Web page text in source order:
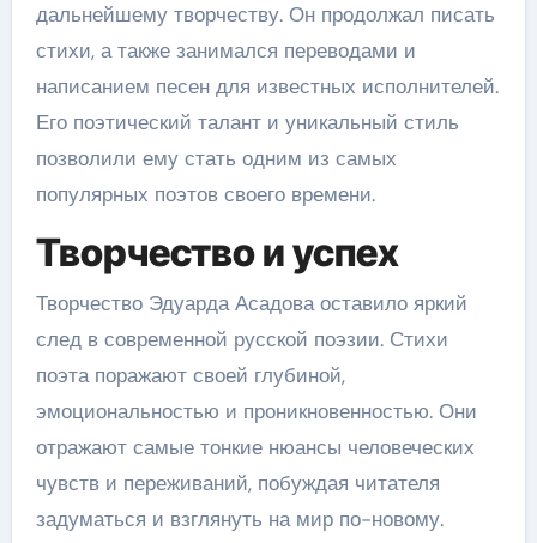
дальнейшему творчеству. Он продолжал писать
стихи, а также занимался переводами и
написанием песен для известных исполнителей.
Его поэтический талант и уникальный стиль
позволили ему стать одним из самых
популярных поэтов своего времени.
Творчество и успех
Творчество Эдуарда Асадова оставило яркий
след в современной русской поэзии. Стихи
поэта поражают своей глубиной,
эмоциональностью и проникновенностью. Они
отражают самые тонкие нюансы человеческих
чувств и переживаний, побуждая читателя
задуматься и взглянуть на мир по-новому.